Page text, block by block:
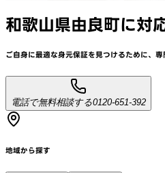
和歌山県由良町に対
ご自身に最適な身元保証を見つけるために、 専
電話で無料相談する0120-651-392
地域から探す